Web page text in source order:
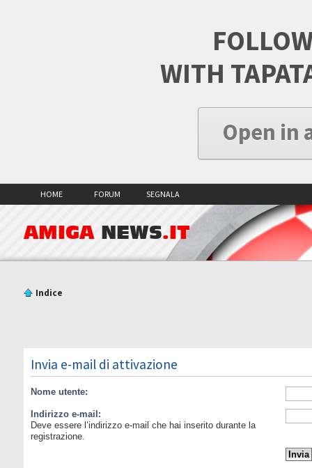
WITH
Open in
HOME FORUM SEGNALA
AMIGA NEWS.IT
Indice
Invia e-mail di attivazione
Nome utente:
Indirizzo e-mail:
Deve essere l’indirizzo e-mail che hai inserito durante la
registrazione.